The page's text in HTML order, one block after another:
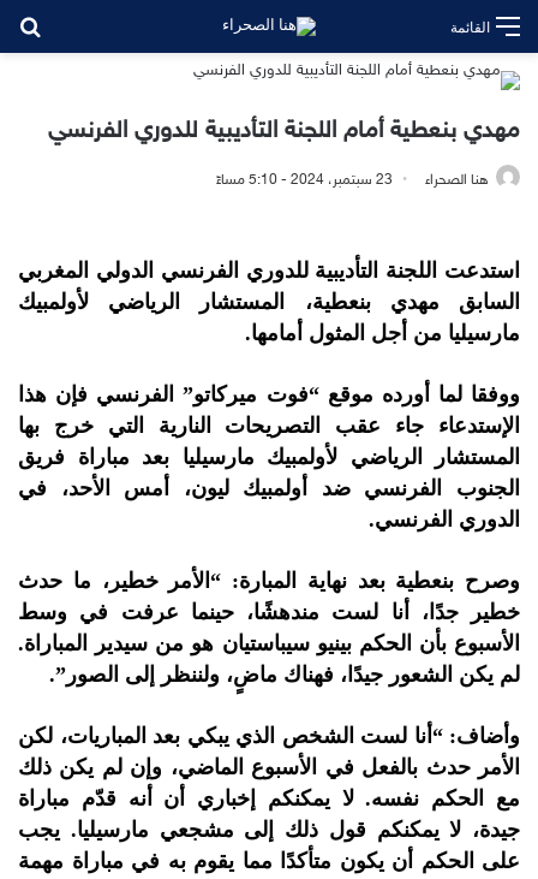
القائمة
مهدي بنعطية أمام اللجنة التأديبية للدوري الفرنسي
هنا الصحراء 23 سبتمبر، 2024 - 5:10 مساءً
استدعت اللجنة التأديبية للدوري الفرنسي الدولي المغربي
السابق مهدي بنعطية، المستشار الرياضي لأولمبيك
مارسيليا من أجل المثول أمامها.
ووفقا لما أورده موقع “فوت ميركاتو” الفرنسي فإن هذا
الإستدعاء جاء عقب التصريحات النارية التي خرج بها
المستشار الرياضي لأولمبيك مارسيليا بعد مباراة فريق
الجنوب الفرنسي ضد أولمبيك ليون، أمس الأحد، في
الدوري الفرنسي.
وصرح بنعطية بعد نهاية المبارة: “الأمر خطير، ما حدث
خطير جدًا، أنا لست مندهشًا، حينما عرفت في وسط
الأسبوع بأن الحكم بينيو سيباستيان هو من سيدير المباراة.
لم يكن الشعور جيدًا، فهناك ماضٍ، ولننظر إلى الصور”.
وأضاف: “أنا لست الشخص الذي يبكي بعد المباريات، لكن
الأمر حدث بالفعل في الأسبوع الماضي، وإن لم يكن ذلك
مع الحكم نفسه. لا يمكنكم إخباري أن أنه قدّم مباراة
جيدة، لا يمكنكم قول ذلك إلى مشجعي مارسيليا. يجب
على الحكم أن يكون متأكدًا مما يقوم به في مباراة مهمة